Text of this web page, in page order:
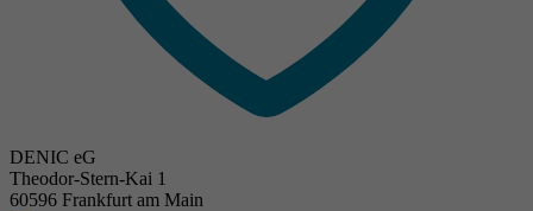
DENIC eG
Theodor-Stern-Kai 1
60596 Frankfurt am Main